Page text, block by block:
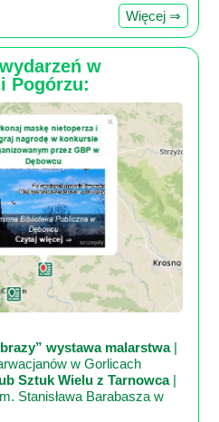
Więcej ⇒
w
Pogórzu:
wystawa malarstwa|
w Gorlicach
Sztuk Wielu z Tarnowca|
Stanisława Barabasza w